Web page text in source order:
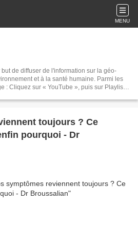
MENU
de diffuser de l'information sur la géo-
: Cliquez sur « YouTube », puis sur Playlists,
Cliquez sur « Articles scientifiques » :
sang, air, filaments
toujours ? Ce
pourquoi - Dr